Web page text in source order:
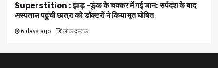
Superstition : झाड़ -फूंक के चक्कर में गई जान: सर्पदंश के बाद
अस्पताल पहुंची छात्रा को डॉक्टरों ने किया मृत घोषित
6 days ago लोक दस्तक